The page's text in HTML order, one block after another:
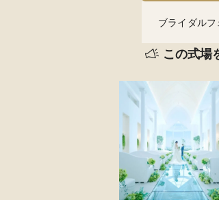
ブライダル
この式場